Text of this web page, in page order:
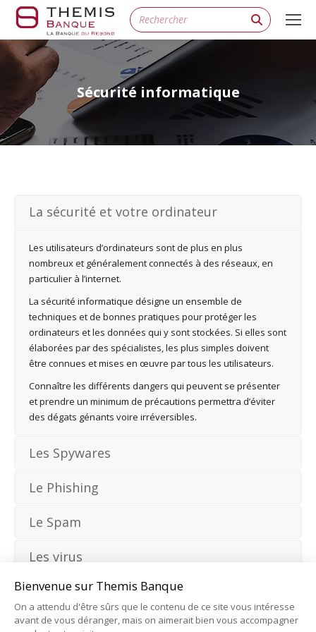
Bienvenue sur Themis Banque
On a attendu d'être sûrs que le contenu de ce site vous intéresse
avant de vous déranger, mais on aimerait bien vous accompagner
Search:
Sécurité informatique
La sécurité et votre ordinateur
Les utilisateurs d’ordinateurs sont de plus en plus
nombreux et généralement connectés à des réseaux, en
particulier à l’internet.
La sécurité informatique désigne un ensemble de
techniques et de bonnes pratiques pour protéger les
ordinateurs et les données qui y sont stockées. Si elles sont
élaborées par des spécialistes, les plus simples doivent
être connues et mises en œuvre par tous les utilisateurs.
Connaître les différents dangers qui peuvent se présenter
et prendre un minimum de précautions permettra d’éviter
des dégats génants voire irréversibles.
Les Spywares
Le Phishing
Le Spam
Les virus
Les chevaux de troie
Le Pharming